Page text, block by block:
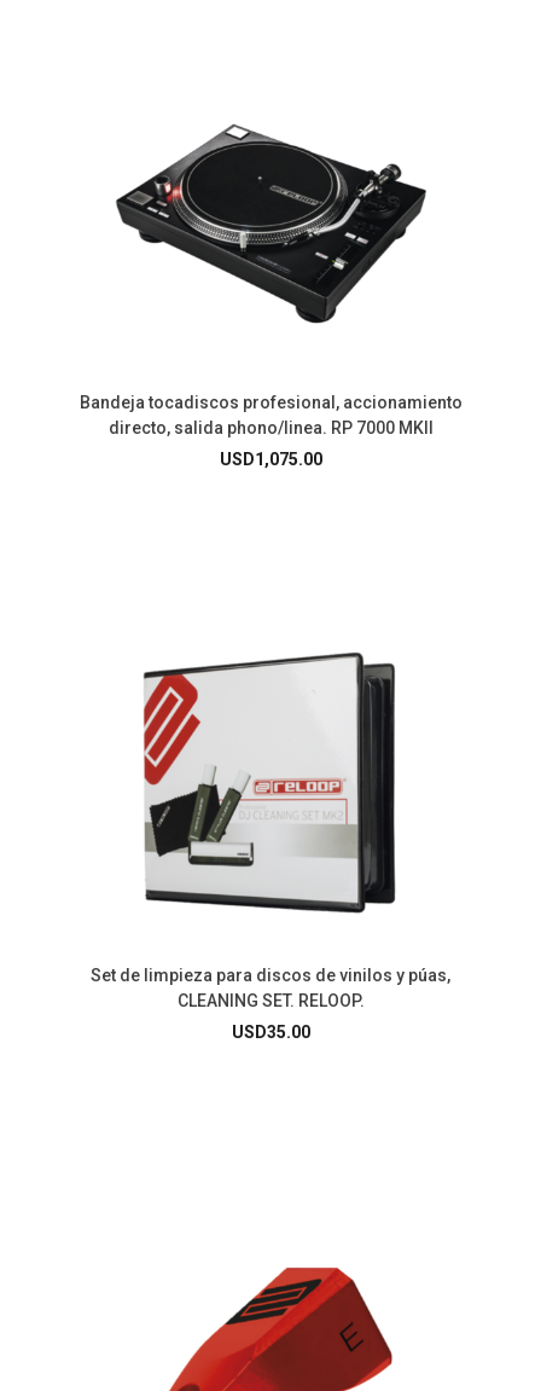
Bandeja tocadiscos profesional, accionamiento
directo, salida phono/linea. RP 7000 MKII
USD1,075.00
Set de limpieza para discos de vinilos y púas,
CLEANING SET. RELOOP.
USD35.00